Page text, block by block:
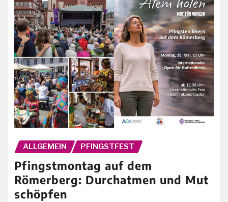
ALLGEMEIN PFINGSTFEST
Pfingstmontag auf dem
Römerberg: Durchatmen und Mut
schöpfen